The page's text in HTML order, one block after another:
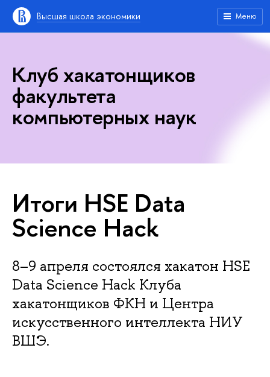
Высшая школа экономики Меню
Клуб хакатонщиков
факультета
компьютерных наук
Итоги HSE Data
Science Hack
8–9 апреля состоялся хакатон HSE
Data Science Hack Клуба
хакатонщиков ФКН и Центра
искусственного интеллекта НИУ
ВШЭ.